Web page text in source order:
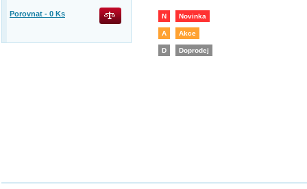
N Novinka
A Akce
D Doprodej
Porovnat - 0 Ks